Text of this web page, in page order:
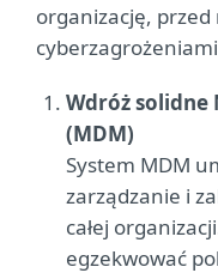
organizację, przed
Wdróż solidne
(MDM)
System MDM
zarządzanie i
całej
egzekwować